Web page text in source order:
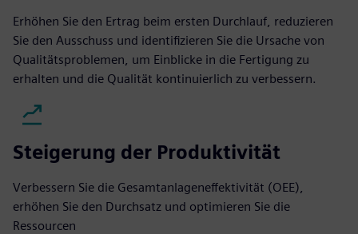
Erhöhen Sie den Ertrag beim ersten Durchlauf, reduzieren
Sie den Ausschuss und identifizieren Sie die Ursache von
Qualitätsproblemen, um Einblicke in die Fertigung zu
erhalten und die Qualität kontinuierlich zu verbessern.
Steigerung der Produktivität
Verbessern Sie die Gesamtanlageneffektivität (OEE),
erhöhen Sie den Durchsatz und optimieren Sie die
Ressourcen